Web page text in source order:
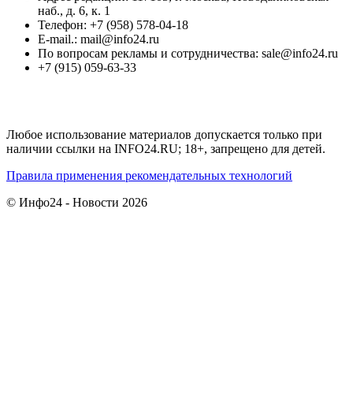
наб., д. 6, к. 1
Телефон: +7 (958) 578-04-18
E-mail.: mail@info24.ru
По вопросам рекламы и сотрудничества: sale@info24.ru
+7 (915) 059-63-33
Любое использование материалов допускается только при
наличии ссылки на INFO24.RU; 18+, запрещено для детей.
Правила применения рекомендательных технологий
© Инфо24 - Новости 2026